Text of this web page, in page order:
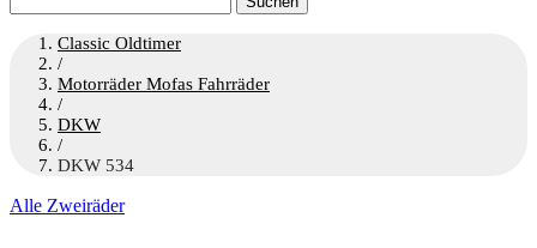
nach:
Classic Oldtimer
/
Motorräder Mofas Fahrräder
/
DKW
/
DKW 534
Alle Zweiräder